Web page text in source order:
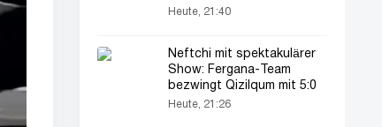
Heute, 21:40
Neftchi mit spektakulärer
Show: Fergana-Team
bezwingt Qizilqum mit 5:0
Heute, 21:26